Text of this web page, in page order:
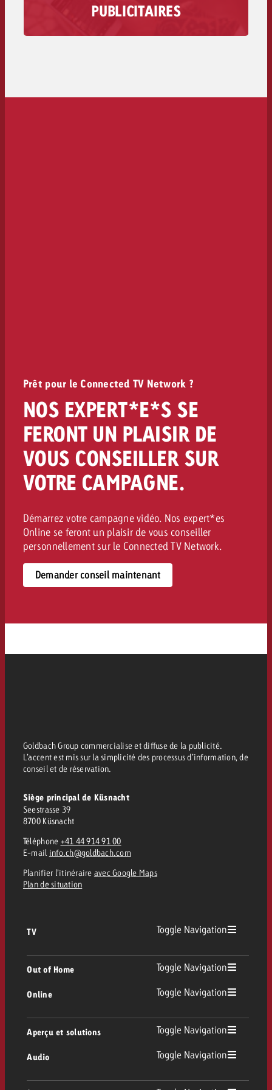
PUBLICITAIRES
production et la livraison – des exigences
Prêt pour le Connected TV Network ?
NOS EXPERT*E*S SE
FERONT UN PLAISIR DE
VOUS CONSEILLER SUR
VOTRE CAMPAGNE.
Démarrez votre campagne vidéo. Nos expert*es
Online se feront un plaisir de vous conseiller
personnellement sur le Connected TV Network.
Demander conseil maintenant
Goldbach Group commercialise et diffuse de la publicité.
L’accent est mis sur la simplicité des processus d’information, de
conseil et de réservation.
Siège principal de Küsnacht
Seestrasse 39
8700 Küsnacht
Téléphone +41 44 914 91 00
E-mail info.ch@goldbach.com
Planifier l’itinéraire avec Google Maps
Plan de situation
TV Toggle Navigation
Directives publicitaires TV
Out of Home Toggle Navigation
Out of Home
Affichage
Digital Out of Home
Online Toggle Navigation
Aperçu et solutions Toggle Navigation
Conseil & Crossmedia
Audio Toggle Navigation